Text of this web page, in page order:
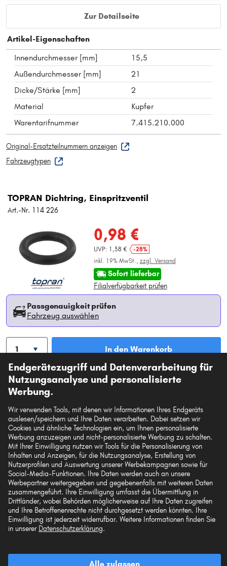
Zur Detailseite
Artikel-Eigenschaften
Innendurchmesser [mm]
15,5
Außendurchmesser [mm]
21
Dicke/Stärke [mm]
2
Material
Kupfer
Warentarifnummer
7.415.210.000
Original-Ersatzteilnummern anzeigen
Fahrzeugtypen
TOPRAN Dichtring, Einspritzventil
Art.-Nr. 114 226
0,98 €
UVP: 1,38 €
-28%
inkl. 19% MwSt., zzgl. Versand
Sofort lieferbar
Filialverfügbarkeit prüfen
Passgenauigkeit prüfen
Fahrzeug auswählen
In den Warenkorb
Auf den Merkzettel
Zur Detailseite
Artikel-Eigenschaften
Material
NBR (Nitril-Butadien-
Kautschuk)
Form
O-Ring
Innendurchmesser [mm]
10
Außendurchmesser [mm]
15
Dicke/Stärke [mm]
2,5
Endgerätezugriff und Datenverarbeitung für
Nutzungsanalyse und personalisierte
Werbung.
Wir verwenden Tools, mit denen wir Informationen Ihres Endgeräts
auslesen/speichern und Ihre Daten verarbeiten. Dabei setzen wir
Cookies und ähnliche Technologien ein, um Ihnen personalisierte
Werbung anzuzeigen und nicht-personalisierte Werbung zu schalten.
Mit Ihrer Einwilligung nutzen wir Tools für die Personalisierung von
Inhalten und Anzeigen, für die Nutzungsanalyse, Erstellung von
Nutzerprofilen und Auswertung unserer Werbekampagnen sowie für
Social-Media-Funktionen. Ihre Daten werden auch an unsere
Werbepartner weitergegeben und gegebenenfalls mit weiteren Daten
zusammengeführt. Ihre Einwilligung umfasst die Übermittlung in
Drittländer, wobei Behörden möglicherweise auf Ihre Daten zugreifen
und Ihre Betroffenenrechte nicht durchgesetzt werden könnten. Ihre
Einwilligung ist jederzeit widerrufbar. Weitere Informationen finden Sie
in unserer Datenschutzerklärung.
Alle zulassen